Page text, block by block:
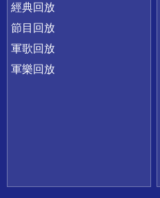
經典回放
節目回放
軍歌回放
軍樂回放